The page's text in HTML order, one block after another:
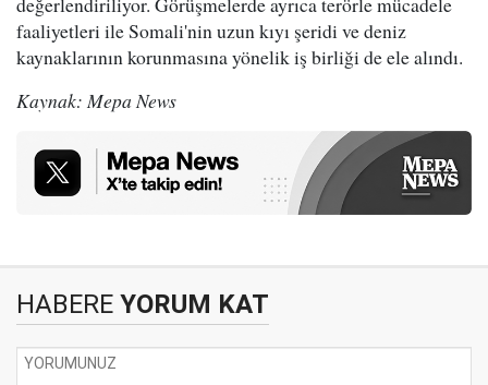
faaliyetleri ile Somali'nin uzun kıyı şeridi ve deniz
kaynaklarının korunmasına yönelik iş birliği de ele alındı.
Kaynak: Mepa News
HABERE YORUM KAT